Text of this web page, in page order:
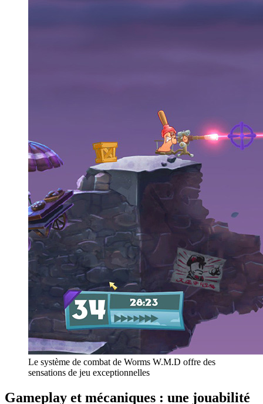
Le système de combat de Worms W.M.D offre des
sensations de jeu exceptionnelles
Gameplay et mécaniques : une jouabilité